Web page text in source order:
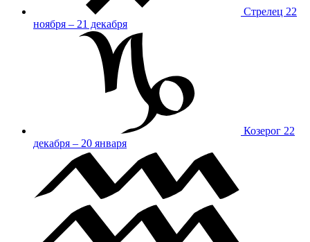
Стрелец 22
ноября – 21 декабря
Козерог 22
декабря – 20 января